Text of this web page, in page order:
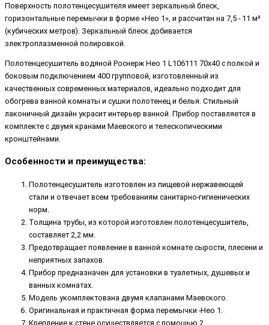
Поверхность полотенцесушителя имеет зеркальный блеск,
горизонтальные перемычки в форме «Нео 1», и рассчитан на 7,5 - 11 м³
(кубических метров). Зеркальный блеск добивается
электроплазменной полировкой.
Полотенцесушитель водяной Роснерж Нео 1 L106111 70x40 с полкой и
боковым подключением 400 групповой, изготовленный из
качественных современных материалов, идеально подходит для
обогрева ванной комнаты и сушки полотенец и белья. Стильный
лаконичный дизайн украсит интерьер ванной. Прибор поставляется в
комплекте с двумя кранами Маевского и телескопическими
кронштейнами.
Особенности и преимущества:
Полотенцесушитель изготовлен из пищевой нержавеющей
стали и отвечает всем требованиям санитарно-гигиенических
норм.
Толщина трубы, из которой изготовлен полотенцесушитель,
составляет 2,2 мм.
Предотвращает появление в ванной комнате сырости, плесени и
неприятных запахов.
Прибор предназначен для установки в туалетных, душевых и
ванных комнатах.
Модель укомплектована двумя клапанами Маевского.
Оригинальная и практичная форма перемычки -Нео 1.
Крепление к стене осуществляется с помощью 2